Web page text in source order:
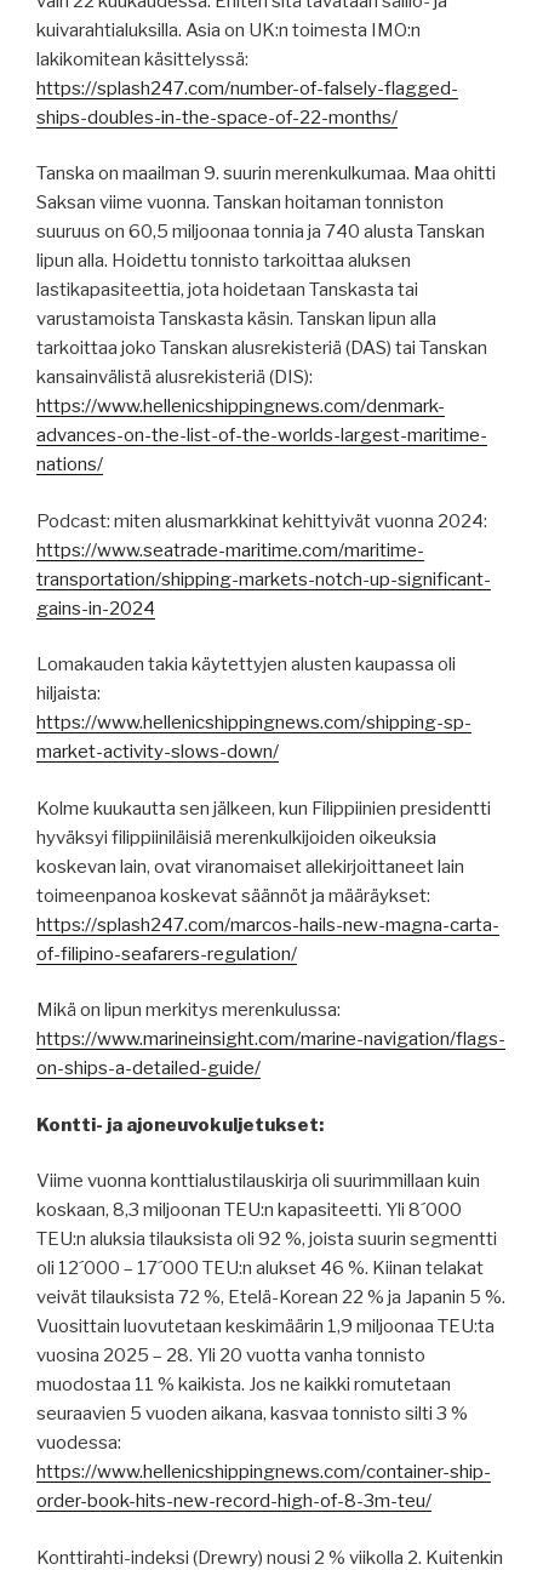
kuivarahtialuksilla. Asia on UK:n toimesta IMO:n
lakikomitean käsittelyssä:
https://splash247.com/number-of-falsely-flagged-
ships-doubles-in-the-space-of-22-months/
Tanska on maailman 9. suurin merenkulkumaa. Maa ohitti
Saksan viime vuonna. Tanskan hoitaman tonniston
suuruus on 60,5 miljoonaa tonnia ja 740 alusta Tanskan
lipun alla. Hoidettu tonnisto tarkoittaa aluksen
lastikapasiteettia, jota hoidetaan Tanskasta tai
varustamoista Tanskasta käsin. Tanskan lipun alla
tarkoittaa joko Tanskan alusrekisteriä (DAS) tai Tanskan
kansainvälistä alusrekisteriä (DIS):
https://www.hellenicshippingnews.com/denmark-
advances-on-the-list-of-the-worlds-largest-maritime-
nations/
Podcast: miten alusmarkkinat kehittyivät vuonna 2024:
https://www.seatrade-maritime.com/maritime-
transportation/shipping-markets-notch-up-significant-
gains-in-2024
Lomakauden takia käytettyjen alusten kaupassa oli
hiljaista:
https://www.hellenicshippingnews.com/shipping-sp-
market-activity-slows-down/
Kolme kuukautta sen jälkeen, kun Filippiinien presidentti
hyväksyi filippiiniläisiä merenkulkijoiden oikeuksia
koskevan lain, ovat viranomaiset allekirjoittaneet lain
toimeenpanoa koskevat säännöt ja määräykset:
https://splash247.com/marcos-hails-new-magna-carta-
of-filipino-seafarers-regulation/
Mikä on lipun merkitys merenkulussa:
https://www.marineinsight.com/marine-navigation/flags-
on-ships-a-detailed-guide/
Kontti- ja ajoneuvokuljetukset:
Viime vuonna konttialustilauskirja oli suurimmillaan kuin
koskaan, 8,3 miljoonan TEU:n kapasiteetti. Yli 8´000
TEU:n aluksia tilauksista oli 92 %, joista suurin segmentti
oli 12´000 – 17´000 TEU:n alukset 46 %. Kiinan telakat
veivät tilauksista 72 %, Etelä-Korean 22 % ja Japanin 5 %.
Vuosittain luovutetaan keskimäärin 1,9 miljoonaa TEU:ta
vuosina 2025 – 28. Yli 20 vuotta vanha tonnisto
muodostaa 11 % kaikista. Jos ne kaikki romutetaan
seuraavien 5 vuoden aikana, kasvaa tonnisto silti 3 %
vuodessa:
https://www.hellenicshippingnews.com/container-ship-
order-book-hits-new-record-high-of-8-3m-teu/
Konttirahti-indeksi (Drewry) nousi 2 % viikolla 2. Kuitenkin